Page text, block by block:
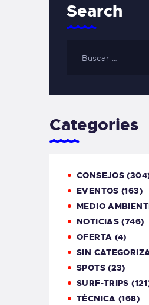
Search
Categories
CONSEJOS
EVENTOS (163)
MEDIO
NOTICIAS (746)
OFERTA (4)
SIN
SPOTS(23)
SURF-TRIPS
TÉCNICA (168)